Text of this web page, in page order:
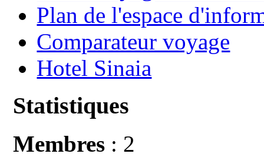
Plan de l'espace
Comparateur voyage
Hotel Sinaia
Statistiques
Membres : 2